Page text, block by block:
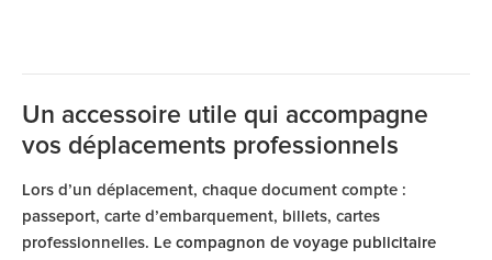
Un accessoire utile qui accompagne
vos déplacements professionnels
Lors d’un déplacement, chaque document compte :
passeport, carte d’embarquement, billets, cartes
professionnelles. Le compagnon de voyage publicitaire